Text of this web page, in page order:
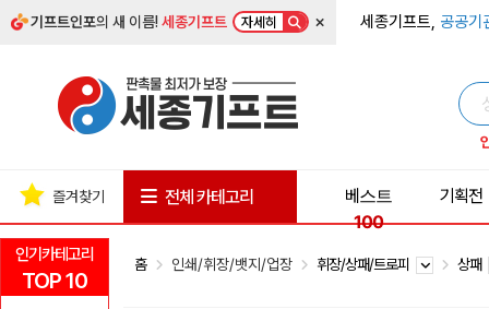
기프트인포의 새 이름!세종기프트 자세히 × 세종기프트, 공공기
인기카테고리
TOP 10
즐겨찾기 전체 카테고리
베스트
100
기획전
홈 인쇄/휘장/뱃지/업장 휘장/상패/트로피 상패